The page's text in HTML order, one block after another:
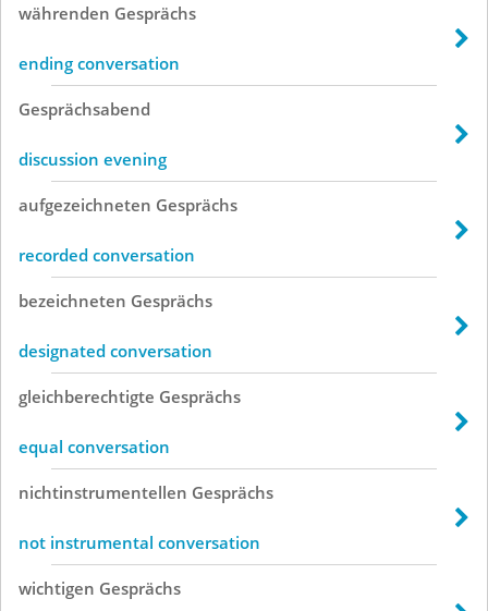
währenden Gesprächs
ending conversation
Gesprächsabend
discussion evening
aufgezeichneten Gesprächs
recorded conversation
bezeichneten Gesprächs
designated conversation
gleichberechtigte Gesprächs
equal conversation
nichtinstrumentellen Gesprächs
not instrumental conversation
wichtigen Gesprächs